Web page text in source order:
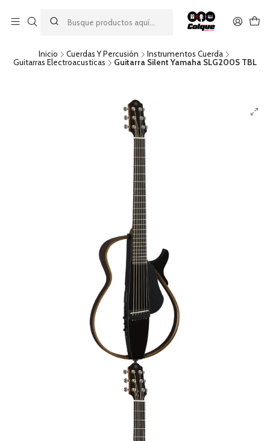
descuento por pago con transferencia bancaria
por una compra mínima de $49.990. Este descuento no es
acumulable a otras promociones ni aplicable a gastos de envío.
Inicio Cuerdas Y Percusión
Instrumentos Cuerda
Guitarras Electroacusticas
Guitarra Silent Yamaha SLG200S TBL